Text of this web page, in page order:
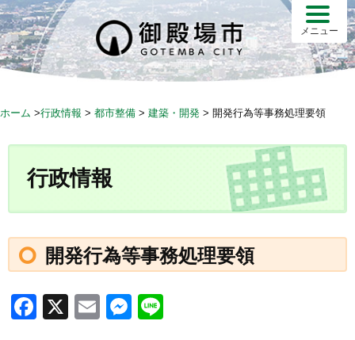
S
k
i
p
メニュー
ホーム >行政情報 > 都市整備 > 建築・開発 > 開発行為等事務処理要領
行政情報
開発行為等事務処理要領
F
X
E
M